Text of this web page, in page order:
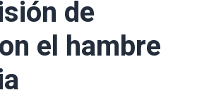
de
el hambre